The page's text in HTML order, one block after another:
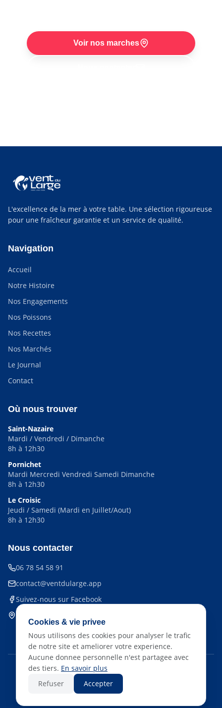
Voir nos marches
L'excellence de la mer à votre table. Une sélection rigoureuse
pour une fraîcheur garantie et un service de qualité.
Navigation
Accueil
Notre Histoire
Nos Engagements
Nos Poissons
Nos Recettes
Nos Marchés
Le Journal
Contact
Où nous trouver
Saint-Nazaire
Mardi / Vendredi / Dimanche
8h à 12h30
Pornichet
Mardi Mercredi Vendredi Samedi Dimanche
8h à 12h30
Le Croisic
Jeudi / Samedi (Mardi en Juillet/Aout)
8h à 12h30
Nous contacter
06 78 54 58 91
contact@ventdularge.app
Suivez-nous sur Facebook
44510 Le Pouliguen
2026Vent du Large - Tous droits réservés
Mentions légales
Cookies & vie privee
Nous utilisons des cookies pour analyser le trafic
de notre site et ameliorer votre experience.
Aucune donnee personnelle n'est partagee avec
des tiers. En savoir plus
Refuser
Accepter